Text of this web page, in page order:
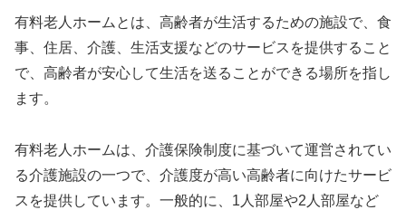
有料老人ホームとは、高齢者が生活するための施設で、食
事、住居、介護、生活支援などのサービスを提供すること
で、高齢者が安心して生活を送ることができる場所を指し
ます。
有料老人ホームは、介護保険制度に基づいて運営されてい
る介護施設の一つで、介護度が高い高齢者に向けたサービ
スを提供しています。一般的に、1人部屋や2人部屋など